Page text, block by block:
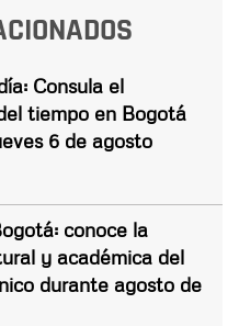
Consula el
tiempo en Bogotá
6 de agosto
conoce la
y académica del
durante agosto de